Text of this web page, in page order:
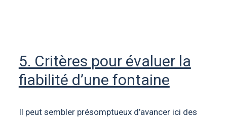
5. Critères pour évaluer la
fiabilité d’une fontaine
Il peut sembler présomptueux d’avancer ici des